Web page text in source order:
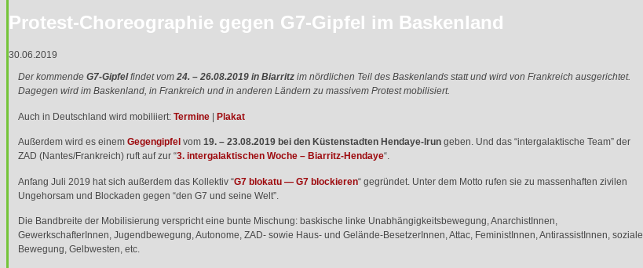
Protest-Choreographie gegen G7-Gipfel im Baskenland
30.06.2019
Der kommende G7-Gipfelfindet vom 24. – 26.08.2019 in Biarritz im nördlichen Teil des Baskenlands statt und wird von Frankreich ausgerichtet.
Dagegen wird im Baskenland, in Frankreich und in anderen Ländern zu massivem Protest mobilisiert.
Auch in Deutschland wird mobiliiert: Termine | Plakat
Außerdem wird es einem Gegengipfel vom 19. – 23.08.2019 bei den Küstenstadten Hendaye-Irun geben. Und das “intergalaktische Team” der
ZAD (Nantes/Frankreich) ruft auf zur “3. intergalaktischen Woche – Biarritz-Hendaye“.
Anfang Juli 2019 hat sich außerdem das Kollektiv “G7 blokatu — G7 blockieren“ gegründet. Unter dem Motto rufen sie zu massenhaften zivilen
Ungehorsam und Blockaden gegen “den G7 und seine Welt”.
Die Bandbreite der Mobilisierung verspricht eine bunte Mischung: baskische linke Unabhängigkeitsbewegung, AnarchistInnen,
GewerkschafterInnen, Jugendbewegung, Autonome, ZAD- sowie Haus- und Gelände-BesetzerInnen, Attac, FeministInnen, AntirassistInnen, soziale
Bewegung, Gelbwesten, etc.